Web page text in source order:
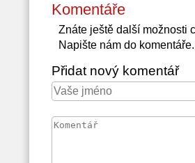
Komentáře
Znáte ještě další možnosti
Napište nám do komentáře.
Přidat nový komentář